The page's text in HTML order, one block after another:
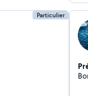
Particulier